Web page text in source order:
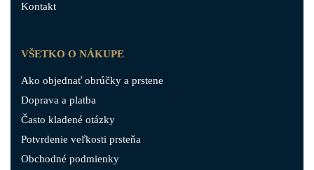
Kontakt
VŠETKO O NÁKUPE
Ako objednať obrúčky a prstene
Doprava a platba
Často kladené otázky
Potvrdenie veľkosti prsteňa
Obchodné podmienky